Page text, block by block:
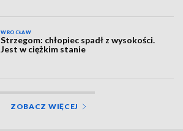
WROCŁAW
Strzegom: chłopiec spadł z wysokości.
Jest w ciężkim stanie
ZOBACZ WIĘCEJ